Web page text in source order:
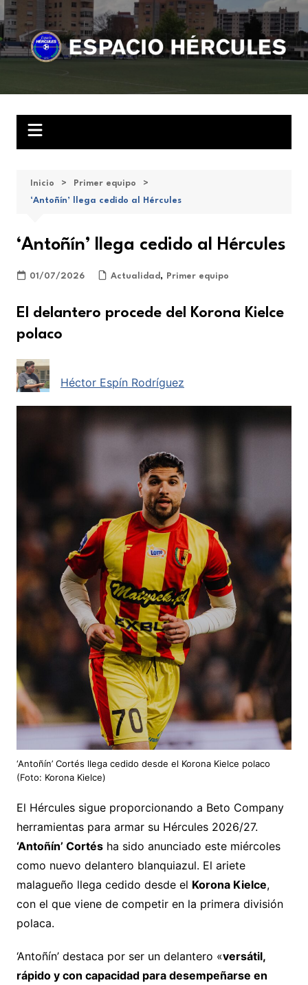
Saltar
al
contenido
Inicio
Primer equipo
‘Antoñín’ llega cedido al Hércules
‘Antoñín’ llega cedido al Hércules
01/07/2026 Actualidad , Primer equipo
El delantero procede del Korona Kielce
polaco
Héctor Espín Rodríguez
‘Antoñín’ Cortés llega cedido desde el Korona Kielce polaco
(Foto: Korona Kielce)
El Hércules sigue proporcionando a Beto Company
herramientas para armar su Hércules 2026/27.
‘Antoñín’ Cortésha sido anunciado este miércoles
como nuevo delantero blanquiazul. El ariete
malagueño llega cedido desde el Korona Kielce,
con el que viene de competir en la primera división
polaca.
‘Antoñín’ destaca por ser un delantero «versátil,
rápido y con capacidad para desempeñarse en